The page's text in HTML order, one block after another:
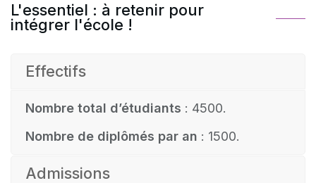
L'essentiel : à retenir pour
intégrer l'école !
Effectifs
Nombre total d’étudiants : 4500.
Nombre de diplômés par an : 1500.
Admissions